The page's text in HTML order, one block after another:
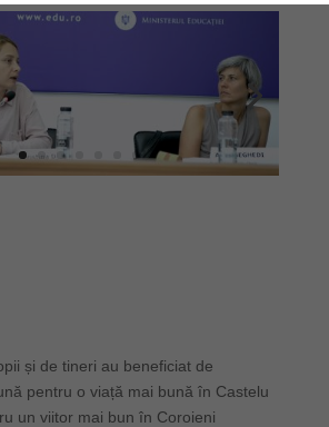
și de tineri au beneficiat de
pentru o viață mai bună în Castelu
un viitor mai bun în Coroieni